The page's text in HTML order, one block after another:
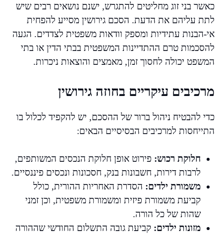
כאשר בני זוג מחליטים להתגרש, ישנם נושאים רבים שיש
לתת עליהם את הדעת. הסכם גירושין מסייע להפחית
אי-הבנות עתידיות ומספק וודאות משפטית לצדדים. הגעה
להסכמות טרם ההתדיינות המשפטית בבתי הדין או בתי
המשפט יכולה לחסוך זמן, מאמצים והוצאות ניכרות.
מרכיבים עיקריים בחוזה גירושין
כדי להבטיח ניהול ברור של ההסכם, יש להקפיד לכלול בו
התייחסות למרכיבים הבסיסיים הבאים:
חלוקת רכוש: פירוט אופן חלוקת הנכסים המשותפים,
לרבות דירות, חשבונות בנק, חסכונות ונכסים פיננסיים.
משמורת ילדים: הסדרת האחריות ההורית, כולל
קביעת משמורת פיזית ומשמורת משפטית, וכן זמני
שהות של כל הורה.
מזונות ילדים: קביעת גובה התשלום החודשי שההורה